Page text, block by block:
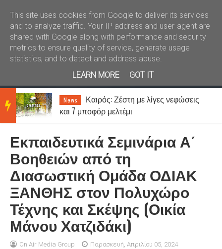
Καλώς ήλθατε Kral News
BRE
AKIN
NEW
News
Καιρός: Ζέστη με λίγες νεφώσεις
και 7 μποφόρ μελτέμι
Εκπαιδευτικά Σεμινάρια Α΄
Βοηθειών από τη
Διασωστική Ομάδα ΟΔΙΑΚ
ΞΑΝΘΗΣ στον Πολυχώρο
Τέχνης και Σκέψης (Οικία
Μάνου Χατζιδάκι)
On Air Media Group
Παρασκευή, Απριλίου 05, 2024
This site uses cookies from Google to deliver its services
and to analyze traffic. Your IP address and user-agent are
shared with Google along with performance and security
metrics to ensure quality of service, generate usage
statistics, and to detect and address abuse.
LEARN MORE
GOT IT